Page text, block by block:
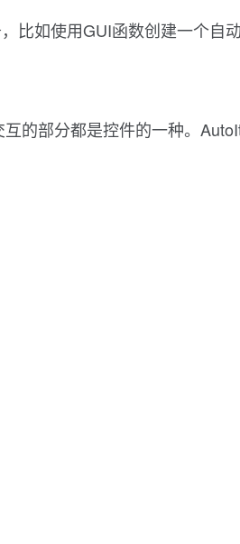
比如使用GUI函数创建一个自
的部分都是控件的一种。